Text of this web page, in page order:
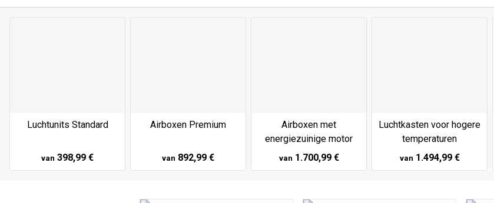
Luchtunits Standard
van 398,99 €
Airboxen Premium
van 892,99 €
Airboxen met
energiezuinige motor
van 1.700,99 €
Luchtkasten voor hogere
temperaturen
van 1.494,99 €